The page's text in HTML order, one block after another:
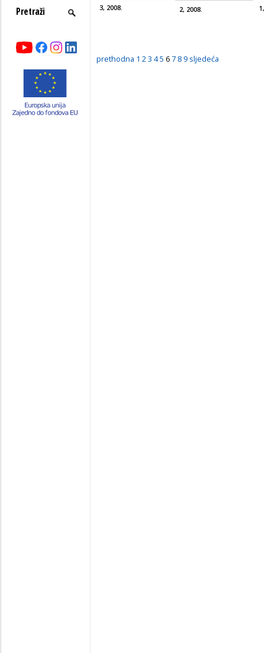
3, 2008. 2, 2008.
prethodna 1 23 45 6 7 8 9 sljedeća